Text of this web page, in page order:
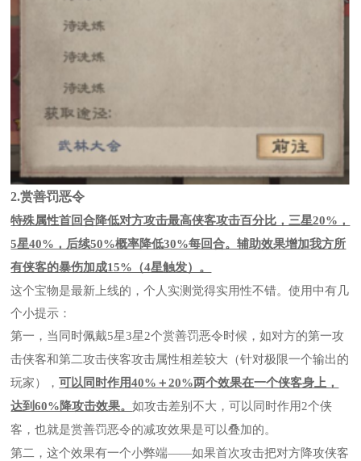
2.赏善罚恶令
特殊属性首回合降低对方攻击最高侠客攻击百分比，三星20%，
5星40%，后续50%概率降低30%每回合。辅助效果增加我方所
有侠客的暴伤加成15%（4星触发）。
这个宝物是最新上线的，个人实测觉得实用性不错。使用中有几
个小提示：
第一， 当同时佩戴5星3星2个赏善罚恶令时候，如对方的第一攻
击侠客和第二攻击侠客攻击属性相差较大（针对极限一个输出的
玩家），可以同时作用40%＋20%两个效果在一个侠客身上，
达到60%降攻击效果。如攻击差别不大，可以同时作用2个侠
客，也就是赏善罚恶令的减攻效果是可以叠加的。
第二，这个效果有一个小弊端——如果首次攻击把对方降攻侠客